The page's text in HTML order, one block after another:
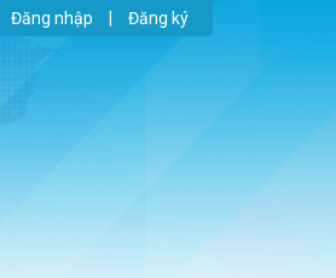
Đăng nhập Đăng ký